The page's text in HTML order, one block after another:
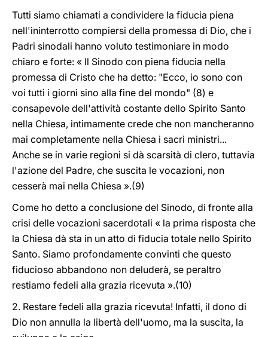
Tutti siamo chiamati a condividere la fiducia piena
nell'ininterrotto compiersi della promessa di Dio, che i
Padri sinodali hanno voluto testimoniare in modo
chiaro e forte: « Il Sinodo con piena fiducia nella
promessa di Cristo che ha detto: "Ecco, io sono con
voi tutti i giorni sino alla fine del mondo" (8) e
consapevole dell'attività costante dello Spirito Santo
nella Chiesa, intimamente crede che non mancheranno
mai completamente nella Chiesa i sacri ministri...
Anche se in varie regioni si dà scarsità di clero, tuttavia
l'azione del Padre, che suscita le vocazioni, non
cesserà mai nella Chiesa ».(9)
Come ho detto a conclusione del Sinodo, di fronte alla
crisi delle vocazioni sacerdotali « la prima risposta che
la Chiesa dà sta in un atto di fiducia totale nello Spirito
Santo. Siamo profondamente convinti che questo
fiducioso abbandono non deluderà, se peraltro
restiamo fedeli alla grazia ricevuta ».(10)
2. Restare fedeli alla grazia ricevuta! Infatti, il dono di
Dio non annulla la libertà dell'uomo, ma la suscita, la